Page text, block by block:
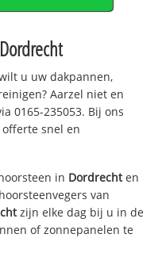
Dordrecht
u uw dakpannen,
Aarzel niet en
0165-235053. Bij ons
snel en
in Dordrechten
van
zijn elke dag bij u in de
of zonnepanelen te